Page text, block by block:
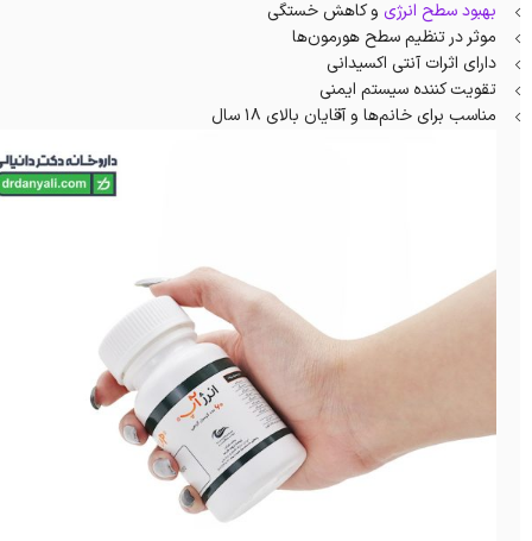
بهبود سطح انرژی و کاهش خستگی
موثر در تنظیم سطح هورمون‌ها
دارای اثرات آنتی اکسیدانی
تقویت کننده سیستم ایمنی
مناسب برای خانم‌ها و آقایان بالای 18 سال